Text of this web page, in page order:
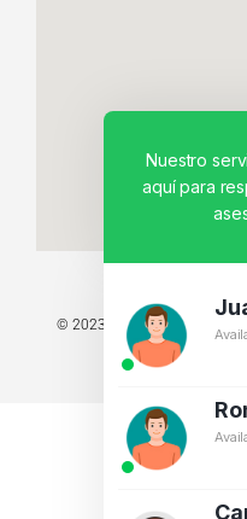
© 2023 TODOS LOS
Nuestro
aquí para